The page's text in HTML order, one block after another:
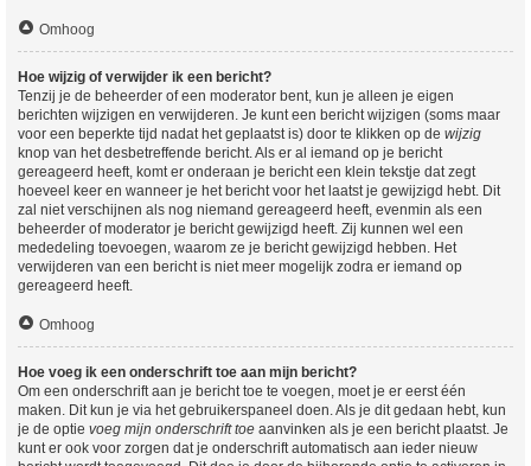
Omhoog
Hoe wijzig of verwijder ik een bericht?
Tenzij je de beheerder of een moderator bent, kun je alleen je eigen
berichten wijzigen en verwijderen. Je kunt een bericht wijzigen (soms maar
voor een beperkte tijd nadat het geplaatst is) door te klikken op de wijzig
knop van het desbetreffende bericht. Als er al iemand op je bericht
gereageerd heeft, komt er onderaan je bericht een klein tekstje dat zegt
hoeveel keer en wanneer je het bericht voor het laatst je gewijzigd hebt. Dit
zal niet verschijnen als nog niemand gereageerd heeft, evenmin als een
beheerder of moderator je bericht gewijzigd heeft. Zij kunnen wel een
mededeling toevoegen, waarom ze je bericht gewijzigd hebben. Het
verwijderen van een bericht is niet meer mogelijk zodra er iemand op
gereageerd heeft.
Omhoog
Hoe voeg ik een onderschrift toe aan mijn bericht?
Om een onderschrift aan je bericht toe te voegen, moet je er eerst één
maken. Dit kun je via het gebruikerspaneel doen. Als je dit gedaan hebt, kun
je de optie voeg mijn onderschrift toe aanvinken als je een bericht plaatst. Je
kunt er ook voor zorgen dat je onderschrift automatisch aan ieder nieuw